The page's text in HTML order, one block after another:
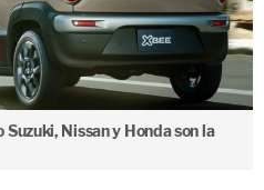
Nissan y Honda son la